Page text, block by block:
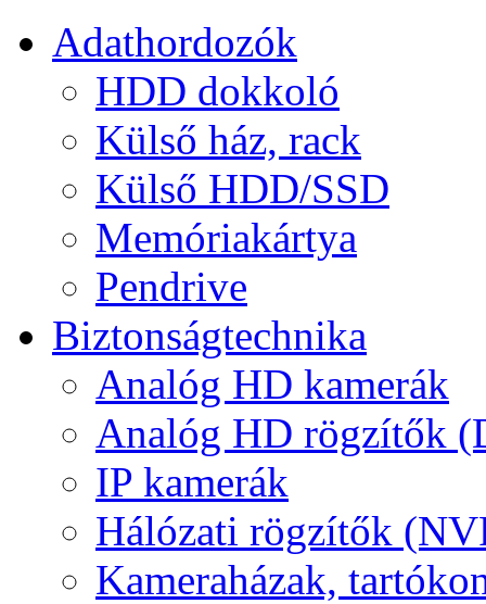
Adathordozók
HDD dokkoló
Külső ház, rack
Külső HDD/SSD
Memóriakártya
Pendrive
Biztonságtechnika
Analóg HD kamerák
Analóg HD rögzítők
IP kamerák
Hálózati rögzítők
Kameraházak,